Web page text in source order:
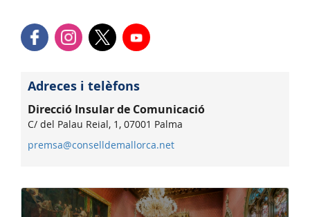
Adreces i telèfons
Direcció Insular de Comunicació
C/ del Palau Reial, 1, 07001 Palma
premsa@conselldemallorca.net